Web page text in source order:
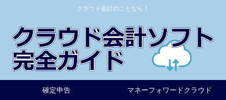
クラウド会計のことなら！
確定申告 マネーフォワードクラウド